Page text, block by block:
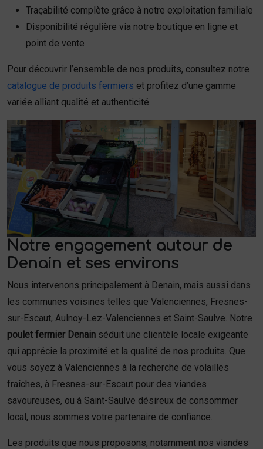
Traçabilité complète grâce à notre exploitation familiale
Disponibilité régulière via notre boutique en ligne et
point de vente
Pour découvrir l’ensemble de nos produits, consultez notre
catalogue de produits fermiers et profitez d’une gamme
variée alliant qualité et authenticité.
Notre engagement autour de
Denain et ses environs
Nous intervenons principalement à Denain, mais aussi dans
les communes voisines telles que Valenciennes, Fresnes-
sur-Escaut, Aulnoy-Lez-Valenciennes et Saint-Saulve. Notre
poulet fermier Denain séduit une clientèle locale exigeante
qui apprécie la proximité et la qualité de nos produits. Que
vous soyez à Valenciennes à la recherche de volailles
fraîches, à Fresnes-sur-Escaut pour des viandes
savoureuses, ou à Saint-Saulve désireux de consommer
local, nous sommes votre partenaire de confiance.
Les produits que nous proposons, notamment nos viandes